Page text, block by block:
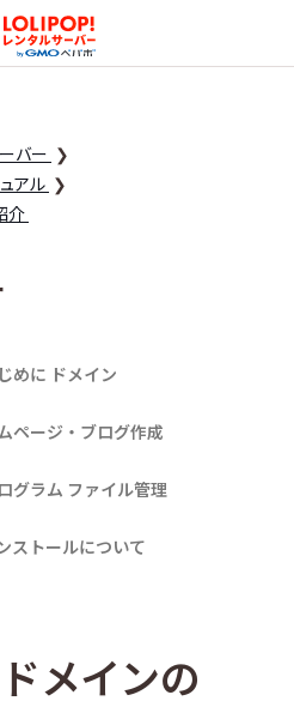
ロリポップ！レンタル
バー
アル
介
めに ドメイン
ページ・ブログ作成
グラム ファイル管理
ストールについて
メインの